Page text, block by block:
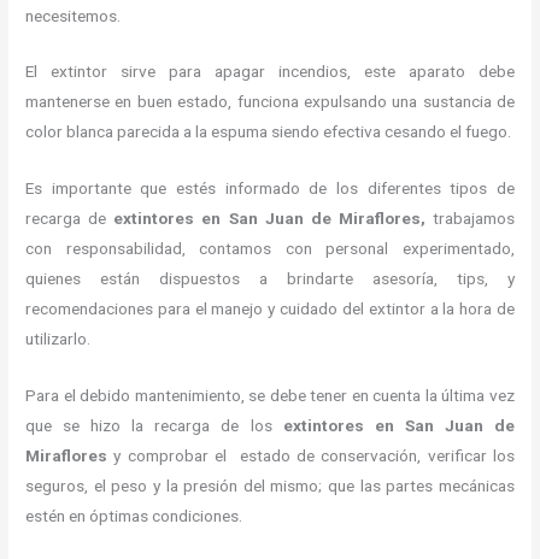
necesitemos.
El extintor sirve para apagar incendios, este aparato debe
mantenerse en buen estado, funciona expulsando una sustancia de
color blanca parecida a la espuma siendo efectiva cesando el fuego.
Es importante que estés informado de los diferentes tipos de
recarga de extintores en San Juan de Miraflores, trabajamos
con responsabilidad, contamos con personal experimentado,
quienes están dispuestos a brindarte asesoría, tips, y
recomendaciones para el manejo y cuidado del extintor a la hora de
utilizarlo.
Para el debido mantenimiento, se debe tener en cuenta la última vez
que se hizo la recarga de los extintores en San Juan de
Mirafloresy comprobar el estado de conservación, verificar los
seguros, el peso y la presión del mismo; que las partes mecánicas
estén en óptimas condiciones.